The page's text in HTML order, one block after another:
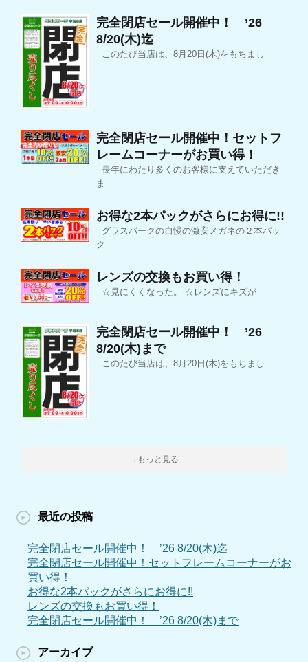
完全閉店セール開催中！ ’26
8/20(木)迄
このたび当店は、8月20日(木)をもちまし
完全閉店セール開催中！セットフ
レームコーナーがお買い得！
長年にわたり多くのお客様に支えていただき
ま
お得な2本パックがさらにお得に!!
グラスパークの自慢の激安メガネの２本パッ
ク
レンズの交換もお買い得！
☆見にくくなった。 ☆レンズにキズが
完全閉店セール開催中！ ’26
8/20(木)まで
このたび当店は、8月20日(木)をもちまし
→もっと見る
最近の投稿
完全閉店セール開催中！ ’26 8/20(木)迄
完全閉店セール開催中！セットフレームコーナーがお
買い得！
お得な2本パックがさらにお得に!!
レンズの交換もお買い得！
完全閉店セール開催中！ ’26 8/20(木)まで
アーカイブ